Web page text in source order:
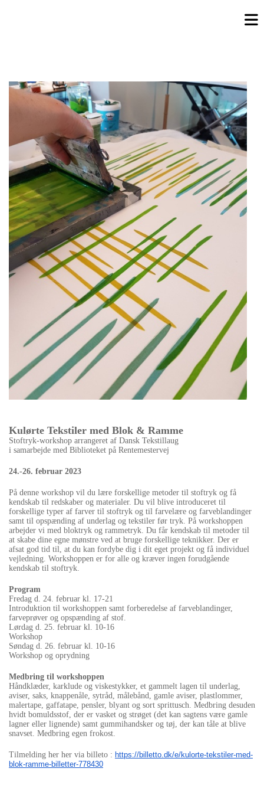
Kulørte Tekstiler med Blok & Ramme
Stoftryk-workshop arrangeret af Dansk Tekstillaug
i samarbejde med Biblioteket på Rentemestervej
24.-26. februar 2023
På denne workshop vil du lære forskellige metoder til stoftryk og få
kendskab til redskaber og materialer. Du vil blive introduceret til
forskellige typer af farver til stoftryk og til farvelære og farveblandinger
samt til opspænding af underlag og tekstiler før tryk. På workshoppen
arbejder vi med bloktryk og rammetryk. Du får kendskab til metoder til
at skabe dine egne mønstre ved at bruge forskellige teknikker. Der er
afsat god tid til, at du kan fordybe dig i dit eget projekt og få individuel
vejledning. Workshoppen er for alle og kræver ingen forudgående
kendskab til stoftryk.
Program
Fredag d. 24. februar kl. 17-21
Introduktion til workshoppen samt forberedelse af farveblandinger,
farveprøver og opspænding af stof.
Lørdag d. 25. februar kl. 10-16
Workshop
Søndag d. 26. februar kl. 10-16
Workshop og oprydning
Medbring til workshoppen
Håndklæder, karklude og viskestykker, et gammelt lagen til underlag,
aviser, saks, knappenåle, sytråd, målebånd, gamle aviser, plastlommer,
malertape, gaffatape, pensler, blyant og sort sprittusch. Medbring desuden
hvidt bomuldsstof, der er vasket og strøget (det kan sagtens være gamle
lagner eller lignende) samt gummihandsker og tøj, der kan tåle at blive
snavset. Medbring egen frokost.
Tilmelding her her via billeto : https://billetto.dk/e/kulorte-tekstiler-med-
blok-ramme-billetter-778430